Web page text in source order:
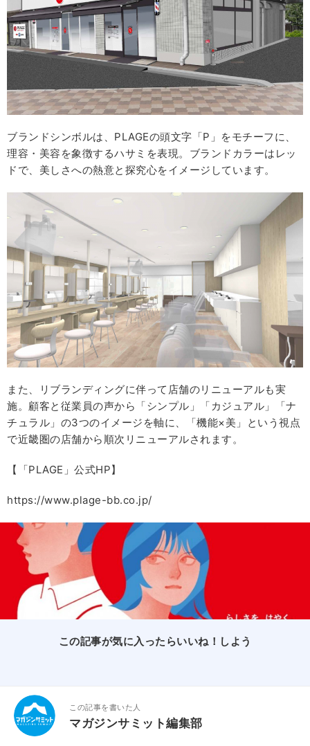
ブランドシンボルは、PLAGEの頭文字「P」をモチーフに、
理容・美容を象徴するハサミを表現。ブランドカラーはレッ
ドで、美しさへの熱意と探究心をイメージしています。
また、リブランディングに伴って店舗のリニューアルも実
施。顧客と従業員の声から「シンプル」「カジュアル」「ナ
チュラル」の3つのイメージを軸に、「機能×美」という視点
で近畿圏の店舗から順次リニューアルされます。
【「PLAGE」公式HP】
https://www.plage-bb.co.jp/
この記事が気に入ったらいいね！しよう
この記事を書いた人
マガジンサミット編集部